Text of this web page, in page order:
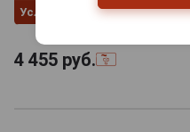
Условия продаж
4 455 руб.